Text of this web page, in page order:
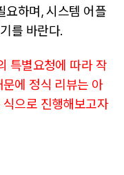
요하며, 시스템 어플
를 바란다.
특별요청에 따라 작
에 정식 리뷰는 아
으로 진행해보고자